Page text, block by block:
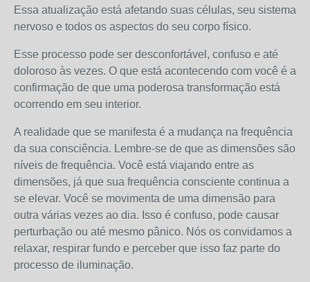
Essa atualização está afetando suas células, seu sistema
nervoso e todos os aspectos do seu corpo físico.
Esse processo pode ser desconfortável, confuso e até
doloroso às vezes. O que está acontecendo com você é a
confirmação de que uma poderosa transformação está
ocorrendo em seu interior.
A realidade que se manifesta é a mudança na frequência
da sua consciência. Lembre-se de que as dimensões são
níveis de frequência. Você está viajando entre as
dimensões, já que sua frequência consciente continua a
se elevar. Você se movimenta de uma dimensão para
outra várias vezes ao dia. Isso é confuso, pode causar
perturbação ou até mesmo pânico. Nós os convidamos a
relaxar, respirar fundo e perceber que isso faz parte do
processo de iluminação.